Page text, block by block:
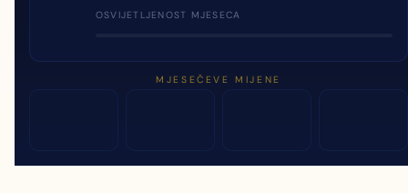
OSVIJETLJENOST MJESECA
MJESEČEVE MIJENE